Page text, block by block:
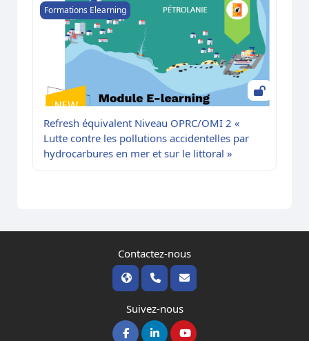
Refresh équivalent Niveau OPRC/OMI 2 « Lutte contre
Formations Elearning
Refresh équivalent Niveau OPRC/OMI 2 «
Lutte contre les pollutions accidentelles par
hydrocarbures en mer et sur le littoral »
Contactez-nous
Suivez-nous